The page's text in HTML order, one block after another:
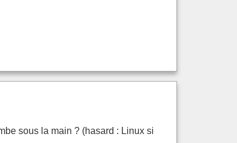
sous la main ? (hasard : Linux si